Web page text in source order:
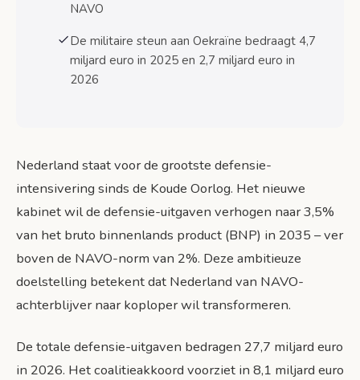
NAVO
De militaire steun aan Oekraïne bedraagt 4,7
miljard euro in 2025 en 2,7 miljard euro in
2026
Nederland staat voor de grootste defensie-
intensivering sinds de Koude Oorlog. Het nieuwe
kabinet wil de defensie-uitgaven verhogen naar 3,5%
van het bruto binnenlands product (BNP) in 2035 – ver
boven de NAVO-norm van 2%. Deze ambitieuze
doelstelling betekent dat Nederland van NAVO-
achterblijver naar koploper wil transformeren.
De totale defensie-uitgaven bedragen 27,7 miljard euro
in 2026. Het coalitieakkoord voorziet in 8,1 miljard euro